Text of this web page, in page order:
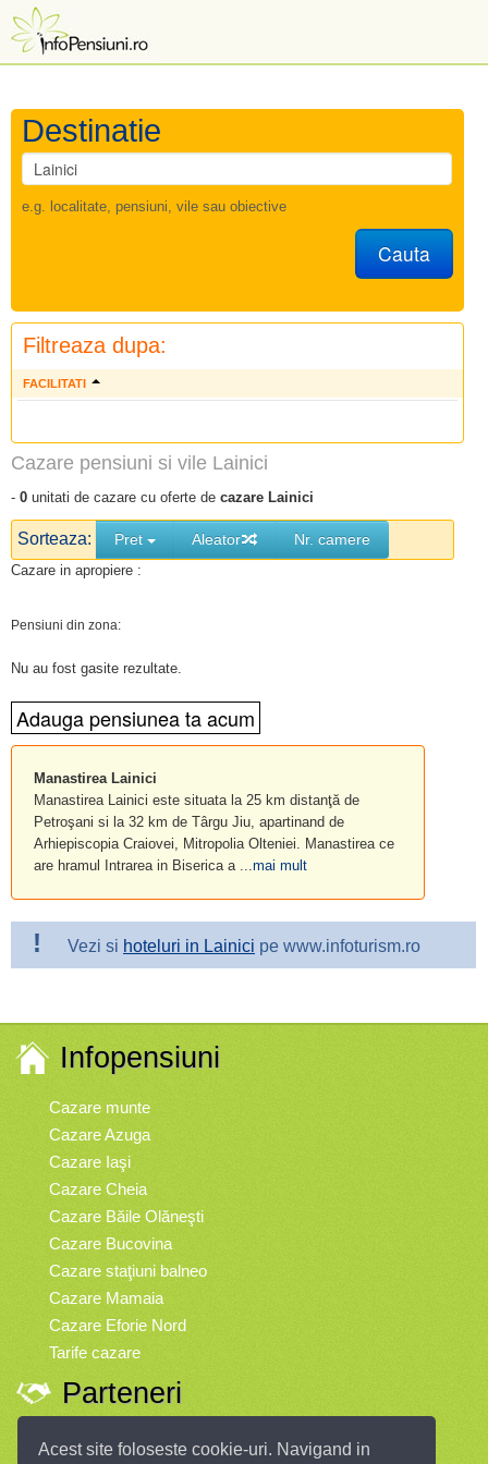
Acest site foloseste cookie-uri. Navigand in
Destinatie
e.g. localitate, pensiuni, vile sau obiective
Cauta
Filtreaza dupa:
FACILITATI
Cazare pensiuni si vile Lainici
- 0 unitati de cazare cu oferte de cazare Lainici
Sorteaza: Pret Aleator Nr. camere
Cazare in apropiere :
Pensiuni din zona:
Nu au fost gasite rezultate.
Manastirea Lainici
Manastirea Lainici este situata la 25 km distanţă de
Petroşani si la 32 km de Târgu Jiu, apartinand de
Arhiepiscopia Craiovei, Mitropolia Olteniei. Manastirea ce
are hramul Intrarea in Biserica a ...mai mult
! Vezi si hoteluri in Lainici pe www.infoturism.ro
Infopensiuni
Cazare munte
Cazare Azuga
Cazare Iaşi
Cazare Cheia
Cazare Băile Olăneşti
Cazare Bucovina
Cazare staţiuni balneo
Cazare Mamaia
Cazare Eforie Nord
Tarife cazare
Parteneri